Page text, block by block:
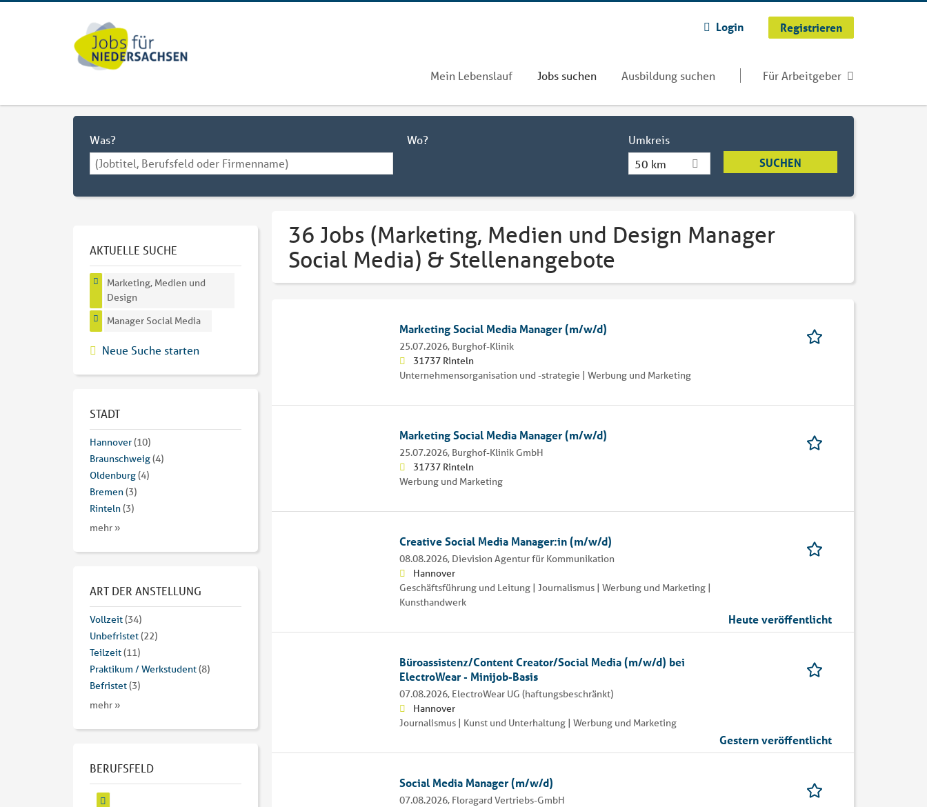
Login Registrieren
Mein Lebenslauf Jobs suchen Ausbildung suchen Für Arbeitgeber
Was? Wo?
Umkreis
50 km
36 Jobs (Marketing, Medien und Design Manager
Social Media) & Stellenangebote
Marketing Social Media Manager (m/w/d)
25.07.2026, Burghof-Klinik
31737 Rinteln
Unternehmensorganisation und -strategie | Werbung und Marketing
Marketing Social Media Manager (m/w/d)
25.07.2026, Burghof-Klinik GmbH
31737 Rinteln
Werbung und Marketing
Creative Social Media Manager:in (m/w/d)
08.08.2026, Dievision Agentur für Kommunikation
Hannover
Geschäftsführung und Leitung | Journalismus | Werbung und Marketing |
Kunsthandwerk
Heute veröffentlicht
Büroassistenz/Content Creator/Social Media (m/w/d) bei
ElectroWear - Minijob-Basis
07.08.2026, ElectroWear UG (haftungsbeschränkt)
Hannover
Journalismus | Kunst und Unterhaltung | Werbung und Marketing
Gestern veröffentlicht
Social Media Manager (m/w/d)
07.08.2026, Floragard Vertriebs-GmbH
AKTUELLE SUCHE
Marketing, Medien und
Design
Manager Social Media
Neue Suche starten
STADT
Hannover(10)
Braunschweig(4)
Oldenburg(4)
Bremen(3)
Rinteln(3)
mehr »
ART DER ANSTELLUNG
Vollzeit(34)
Unbefristet(22)
Teilzeit(11)
Praktikum / Werkstudent(8)
Befristet(3)
mehr »
BERUFSFELD